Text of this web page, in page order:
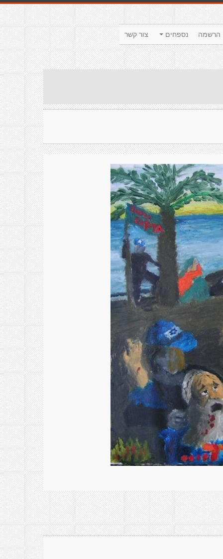
צור קשר נספחים הרשמה